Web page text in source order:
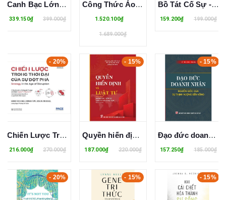
Canh Bạc Lớn - Nghệ Thuật Kiểm Soát Rủi Ro Để Thành Công Trong Thời Đại Bất Định - Nate Silver
339.150₫ 399.000₫
Công Thức Áo Dài Ly Vuông (Bìa Cứng) - Đỗ Trịnh Hoài Nam
1.520.100₫
1.689.000₫
Bồ Tát Cố Sự - Hạnh Nguyện Từ Bi Của Bồ Tát Quán Thế Âm - Huỳnh Thanh Bình
159.200₫ 199.000₫
- 20%
Chiến Lược Trong Thời Đại Của Sự Đột Phá
216.000₫ 270.000₫
- 15%
Quyền hiến định và luật tư: Những phát triển mới trên thế giới và Việt Nam (Sách chuyên khảo)
187.000₫ 220.000₫
- 15%
Đạo đức doanh nhân - Nguồn gốc của sự thịnh vượng bền vững
157.250₫ 185.000₫
- 20% - 15% - 15%